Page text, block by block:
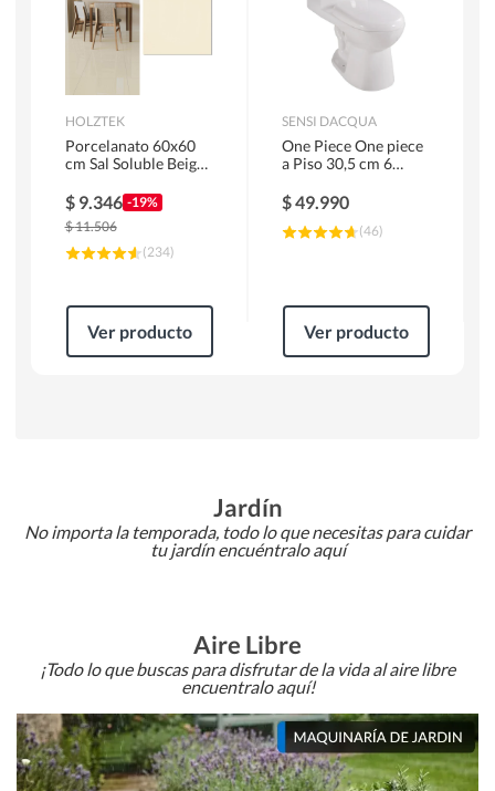
HOLZTEK
Porcelanato 60x60
cm Sal Soluble Beige
$ 9.346 -19%
$11.506
(234)
Ver producto
SENSI DACQUA
One Piece One piece
a Piso 30,5 cm 6
$49.990
(46)
Ver producto
Jardín
No importa la temporada, todo lo que necesitas para cuidar
tu jardín encuéntralo aquí
Aire Libre
¡Todo lo que buscas para disfrutar de la vida al aire libre
encuentralo aquí!